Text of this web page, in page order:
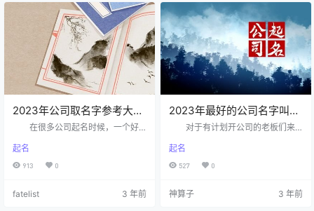
巧解析 加入公司利基起名字
“利基”指的是绿化公司提供的美化
服务，具体是借助什么美化专业知
识来提供服务的。将公司利基加入
名字中，确保当客户听到或看到…
起 努力挖掘公司名称的文化底
蕴,让一个好名字增加公司的凝聚
力，体现公司的文化特征。中国是
一个有几千年文明史的古国，每个
中国人都深深为此感到自豪，外国
人也…
2023年公司取名字参考大全
最新版名字分享
在很多公司起名时候，一个好
个公司一家企业而言，如果能够拥
有一个有寓意的名称，将会对其运
带来好的运势。 怎么为2023年
起名
913 0
fatelist 3 年前
2023年最好的公司名字叫什
么 公司好名集锦
对于有计划开公司的老板们来
象是什么，还需要给公司起个最好
的公司名，而最好的公司名需要结
023年最好的公司起名公司有哪些起
起名
527 0
神算子 3 年前